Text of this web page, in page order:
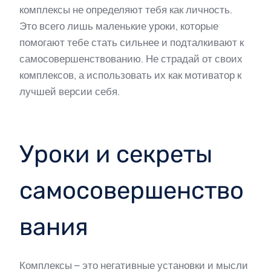
комплексы не определяют тебя как личность.
Это всего лишь маленькие уроки, которые
помогают тебе стать сильнее и подталкивают к
самосовершенствованию. Не страдай от своих
комплексов, а использовать их как мотиватор к
лучшей версии себя.
Уроки и секреты
самосовершенство
вания
Комплексы – это негативные установки и мысли